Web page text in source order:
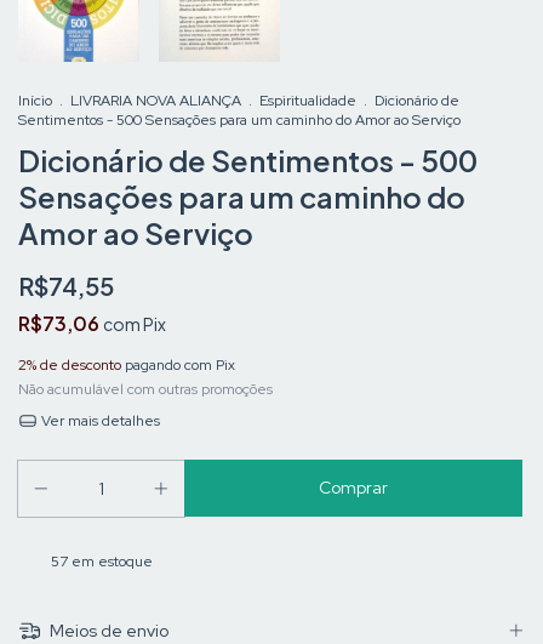
Início . LIVRARIA NOVA ALIANÇA . Espiritualidade . Dicionário de
Sentimentos - 500 Sensações para um caminho do Amor ao Serviço
Dicionário de Sentimentos - 500
Sensações para um caminho do
Amor ao Serviço
R$74,55
R$73,06 comPix
2% de desconto pagando com Pix
Não acumulável com outras promoções
Ver mais detalhes
57em estoque
Meios de envio